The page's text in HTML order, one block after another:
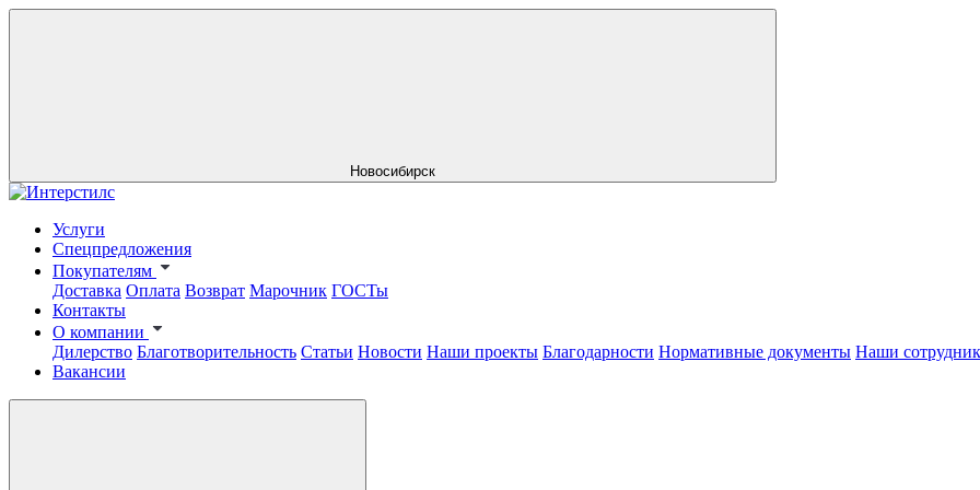
Новосибирск
Услуги
Спецпредложения
Покупателям
Доставка Оплата Возврат Марочник ГОСТы
Контакты
О компании
Дилерство Благотворительность Статьи Новости Наши проекты Благодарности Нормативные документы Наши
Вакансии